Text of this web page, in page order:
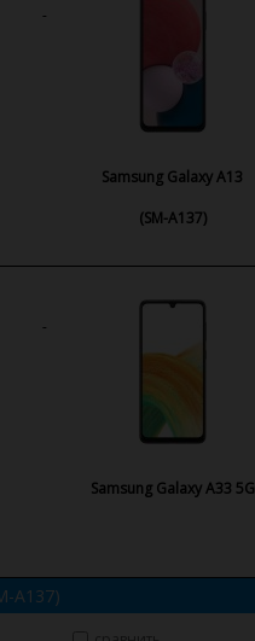
Samsung Galaxy A13
(SM-A137)
Samsung Galaxy A33 5G
A137)